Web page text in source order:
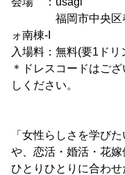
福岡市中央区春吉
ォ南棟-I
入場料：無料(要1ドリ
＊ドレスコードはご
しください。
「女性らしさを学び
や、恋活・婚活・花嫁
ひとりひとりに合わせ